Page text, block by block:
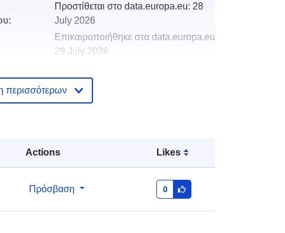
Actions Likes
Πρόσβαση 0
Προστίθεται στο data.europa.eu: 28
July 2026
Επικαιροποιήθηκε στα data.europa.eu:
29 July 2026
32441
restricted
περισσότερων